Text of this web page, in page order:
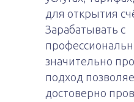
для открытия
Зарабатывать с
значительно
подход
достоверно